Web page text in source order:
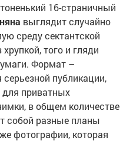
16-страничный
выглядит случайно
среду сектантской
того и гляди
Формат –
публикации,
приватных
в общем количестве
собой разные планы
фотографии, которая